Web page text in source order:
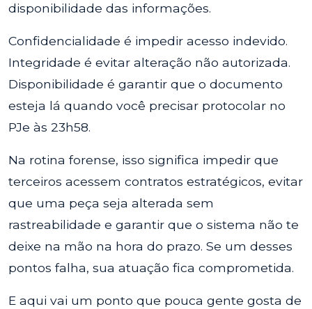
disponibilidade das informações.
Confidencialidade é impedir acesso indevido.
Integridade é evitar alteração não autorizada.
Disponibilidade é garantir que o documento
esteja lá quando você precisar protocolar no
PJe às 23h58.
Na rotina forense, isso significa impedir que
terceiros acessem contratos estratégicos, evitar
que uma peça seja alterada sem
rastreabilidade e garantir que o sistema não te
deixe na mão na hora do prazo. Se um desses
pontos falha, sua atuação fica comprometida.
E aqui vai um ponto que pouca gente gosta de